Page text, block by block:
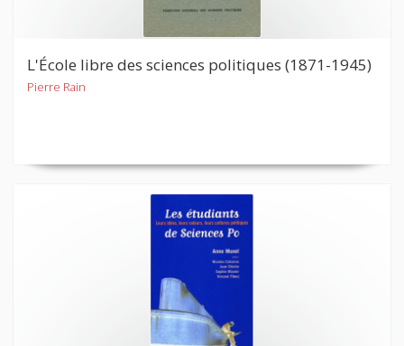
L'École libre des sciences politiques (1871-1945)
Pierre Rain